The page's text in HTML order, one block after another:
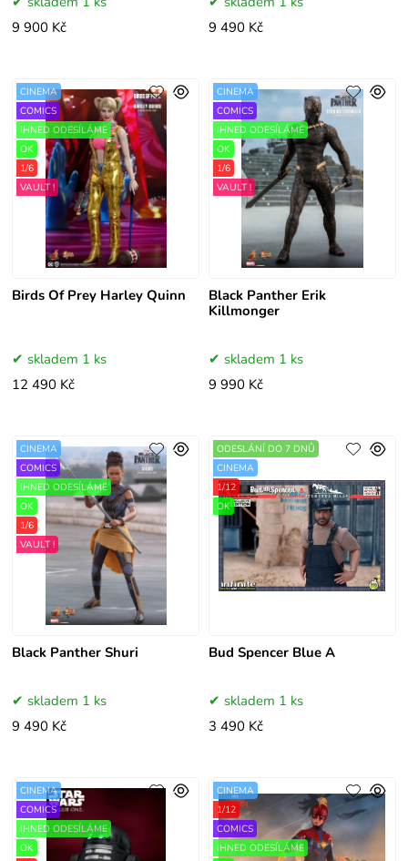
9 900 Kč
9 490 Kč
Birds Of Prey Harley Quinn
CINEMA
COMICS
IHNED ODESÍLÁME
OK
1/6
VAULT !
skladem 1 ks
12 490 Kč
Black Panther Erik
Killmonger
CINEMA
COMICS
IHNED ODESÍLÁME
OK
1/6
VAULT !
skladem 1 ks
9 990 Kč
Black Panther Shuri
CINEMA
COMICS
IHNED ODESÍLÁME
OK
1/6
VAULT !
skladem 1 ks
9 490 Kč
Bud Spencer Blue A
ODESLÁNÍ DO 7 DNŮ
CINEMA
1/12
OK
skladem 1 ks
3 490 Kč
CINEMA
COMICS
IHNED ODESÍLÁME
OK
CINEMA
1/12
COMICS
IHNED ODESÍLÁME